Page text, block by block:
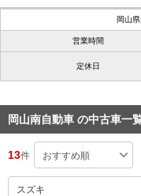
岡山
営業時間
定休日
岡山南自動車 の中古車一
13件
スズキ